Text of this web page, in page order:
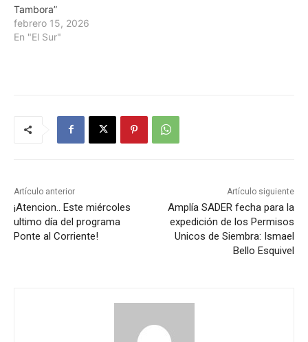
Tambora”
febrero 15, 2026
En "El Sur"
Artículo anterior
¡Atencion.. Este miércoles
ultimo día del programa
Ponte al Corriente!
Artículo siguiente
Amplía SADER fecha para la
expedición de los Permisos
Unicos de Siembra: Ismael
Bello Esquivel